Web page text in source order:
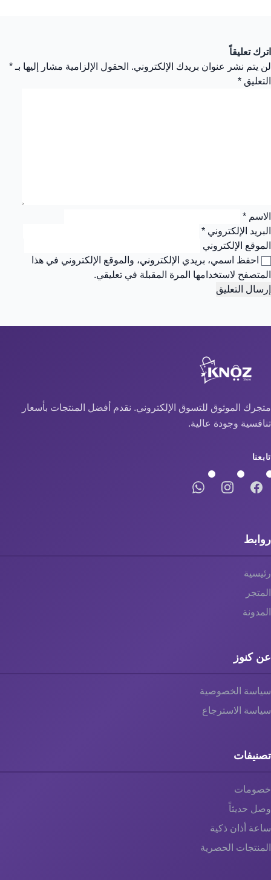
اترك تعليقاً
لن يتم نشر عنوان بريدك الإلكتروني. الحقول الإلزامية مشار إليها بـ *
التعليق *
الاسم *
البريد الإلكتروني *
الموقع الإلكتروني
احفظ اسمي، بريدي الإلكتروني، والموقع الإلكتروني في هذا
المتصفح لاستخدامها المرة المقبلة في تعليقي.
متجرك الموثوق للتسوق الإلكتروني. نقدم أفضل المنتجات بأسعار
تنافسية وجودة عالية.
تابعنا
روابط
رئيسية
المتجر
المدونة
عن كنوز
سياسة الخصوصية
سياسة الاسترجاع
تصنيفات
خصومات
وصل حديثاً
ساعة أذان ذكية
المنتجات الحصرية